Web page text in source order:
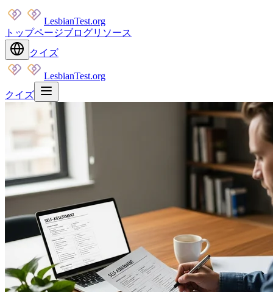
LesbianTest.org
トップページブログリソース
クイズ
LesbianTest.org
クイズ